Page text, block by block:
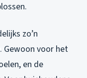
zo’n
Gewoon voor het
en de